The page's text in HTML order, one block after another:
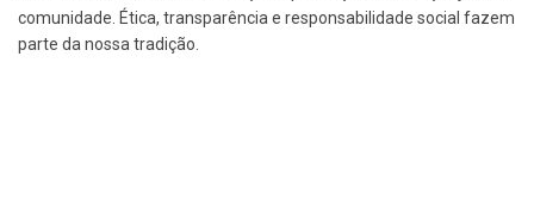
comunidade. Ética, transparência e responsabilidade social fazem
parte da nossa tradição.